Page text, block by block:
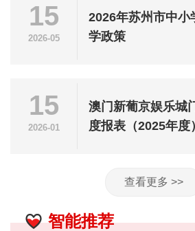
15
2026-05
2026年苏州市中小
学政策
15
2026-01
澳门新葡京娱乐城
度报表（2025年度）
查看更多 >>
智能推荐